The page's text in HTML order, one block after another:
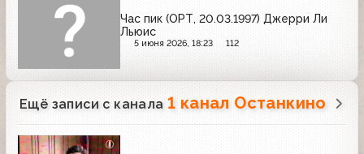
Час пик (ОРТ, 20.03.1997) Джерри Ли
Льюис
5 июня 2026, 18:23 112
Ещё записи с канала 1 канал Останкино